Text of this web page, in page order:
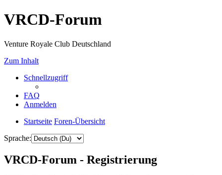
VRCD-Forum
Venture Royale Club Deutschland
Zum Inhalt
Schnellzugriff
FAQ
Anmelden
Startseite Foren-Übersicht
Sprache:
VRCD-Forum - Registrierung